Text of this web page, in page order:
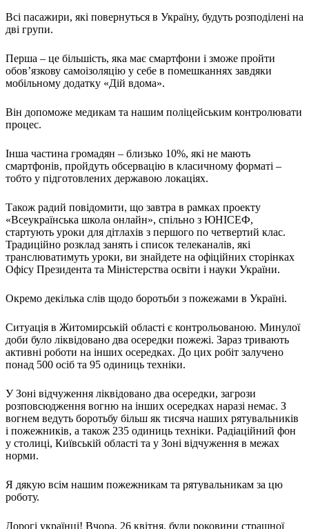
Всі пасажири, які повернуться в Україну, будуть розподілені на
дві групи.
Перша – це більшість, яка має смартфони і зможе пройти
обов’язкову самоізоляцію у себе в помешканнях завдяки
мобільному додатку «Дій вдома».
Він допоможе медикам та нашим поліцейським контролювати
процес.
Інша частина громадян – близько 10%, які не мають
смартфонів, пройдуть обсервацію в класичному форматі –
тобто у підготовлених державою локаціях.
Також радий повідомити, що завтра в рамках проекту
«Всеукраїнська школа онлайн», спільно з ЮНІСЕФ,
стартують уроки для дітлахів з першого по четвертий клас.
Традиційно розклад занять і список телеканалів, які
транслюватимуть уроки, ви знайдете на офіційних сторінках
Офісу Президента та Міністерства освіти і науки України.
Окремо декілька слів щодо боротьби з пожежами в Україні.
Ситуація в Житомирській області є контрольованою. Минулої
доби було ліквідовано два осередки пожежі. Зараз тривають
активні роботи на інших осередках. До цих робіт залучено
понад 500 осіб та 95 одиниць техніки.
У Зоні відчуження ліквідовано два осередки, загрози
розповсюдження вогню на інших осередках наразі немає. З
вогнем ведуть боротьбу більш як тисяча наших рятувальників
і пожежників, а також 235 одиниць техніки. Радіаційний фон
у столиці, Київській області та у Зоні відчуження в межах
норми.
Я дякую всім нашим пожежникам та рятувальникам за цю
роботу.
Дорогі українці! Вчора, 26 квітня, були роковини страшної